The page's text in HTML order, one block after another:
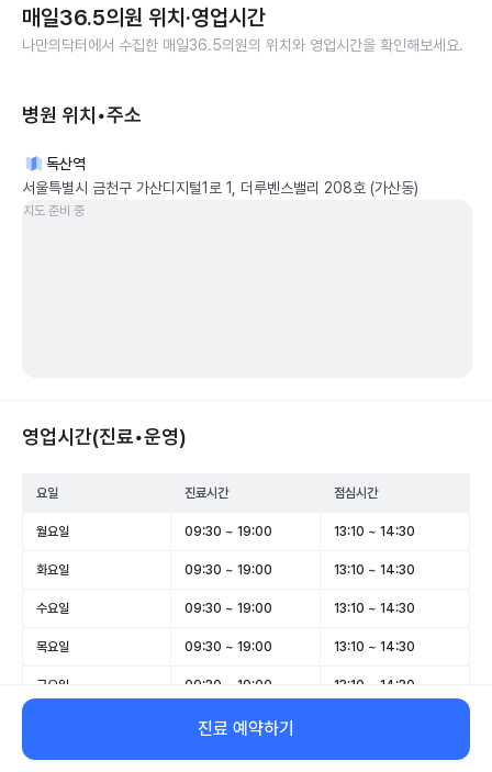
매일36.5의원 위치·영업시간
나만의닥터에서 수집한 매일36.5의원의 위치와 영업시간을 확인해보세요.
병원 위치•주소
독산역
서울특별시 금천구 가산디지털1로 1, 더루벤스밸리 208호 (가산동)
지도 준비 중
영업시간(진료•운영)
요일 진료시간 점심시간
월요일 09:30 ~ 19:00 13:10 ~ 14:30
화요일 09:30 ~ 19:00 13:10 ~ 14:30
수요일 09:30 ~ 19:00 13:10 ~ 14:30
목요일 09:30 ~ 19:00 13:10 ~ 14:30
금요일 09:30 ~ 19:00 13:10 ~ 14:30
10:00 ~ 13:20
일요일 휴무 -
진료 예약하기